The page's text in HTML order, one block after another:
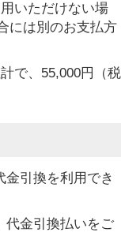
いただけない場
には別のお支払方
で、55,000円（税
金引換を利用でき
金引換払いをご